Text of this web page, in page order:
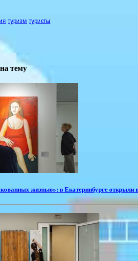
туризм туристы
тему
жизнью»: в Екатеринбурге